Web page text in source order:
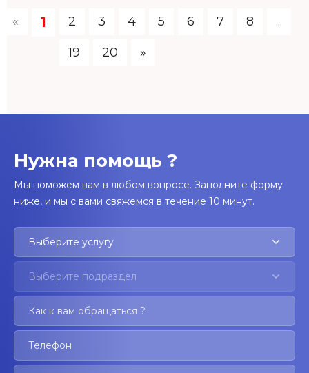
« 1 2 3 4 5 6 7 8 ...
19 20 »
Нужна помощь ?
Мы поможем вам в любом вопросе. Заполните форму
ниже, и мы с вами свяжемся в течение 10 минут.
Выберите услугу
Выберите подраздел